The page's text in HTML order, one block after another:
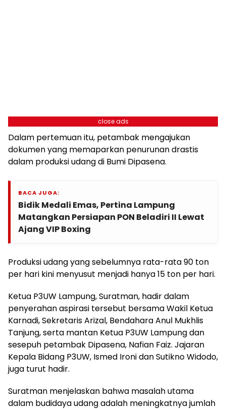
close ads
Dalam pertemuan itu, petambak mengajukan
dokumen yang memaparkan penurunan drastis
dalam produksi udang di Bumi Dipasena.
BACA JUGA:
Bidik Medali Emas, Pertina Lampung
Matangkan Persiapan PON Beladiri II Lewat
Ajang VIP Boxing
Produksi udang yang sebelumnya rata-rata 90 ton
per hari kini menyusut menjadi hanya 15 ton per hari.
Ketua P3UW Lampung, Suratman, hadir dalam
penyerahan aspirasi tersebut bersama Wakil Ketua
Karnadi, Sekretaris Arizal, Bendahara Anul Mukhlis
Tanjung, serta mantan Ketua P3UW Lampung dan
sesepuh petambak Dipasena, Nafian Faiz. Jajaran
Kepala Bidang P3UW, Ismed Ironi dan Sutikno Widodo,
juga turut hadir.
Suratman menjelaskan bahwa masalah utama
dalam budidaya udang adalah meningkatnya jumlah